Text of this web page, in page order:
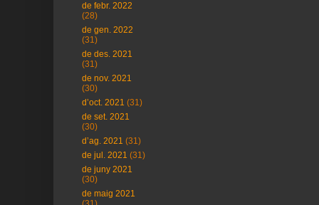
de febr. 2022
(28)
de gen. 2022
(31)
de des. 2021
(31)
de nov. 2021
(30)
d’oct. 2021 (31)
de set. 2021
(30)
d’ag. 2021 (31)
de jul. 2021 (31)
de juny 2021
(30)
de maig 2021